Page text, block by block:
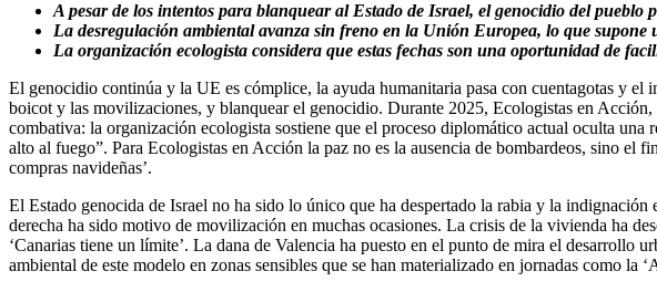
A pesar de los intentos para blanquear al Estado de Israel, el genocidio del pueblo
La desregulación ambiental avanza sin freno en la Unión Europea, lo que
La organización ecologista considera que estas fechas son una oportunidad de
El genocidio continúa y la UE es cómplice, la ayuda humanitaria pasa con cuentagotas y el
boicot y las movilizaciones, y blanquear el genocidio. Durante 2025, Ecologistas en
combativa: la organización ecologista sostiene que el proceso diplomático actual oculta
alto al fuego”. Para Ecologistas en Acción la paz no es la ausencia de bombardeos, sino el
compras navideñas’.
El Estado genocida de Israel no ha sido lo único que ha despertado la rabia y la
derecha ha sido motivo de movilización en muchas ocasiones. La crisis de la vivienda ha
‘Canarias tiene un límite’. La dana de Valencia ha puesto en el punto de mira el desarrollo
ambiental de este modelo en zonas sensibles que se han materializado en jornadas como